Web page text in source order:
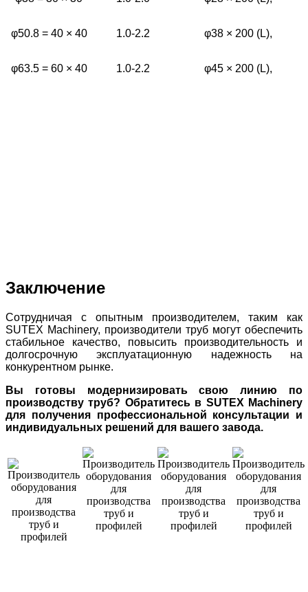
φ50.8 = 40 × 40 1.0-2.2 φ38 × 200 (L),
φ63.5 = 60 × 40 1.0-2.2 φ45 × 200 (L),
Заключение
Сотрудничая с опытным производителем, таким как
SUTEX Machinery, производители труб могут обеспечить
стабильное качество, повысить производительность и
долгосрочную эксплуатационную надежность на
конкурентном рынке.
Вы готовы модернизировать свою линию по
производству труб? Обратитесь в SUTEX Machinery
для получения профессиональной консультации и
индивидуальных решений для вашего завода.